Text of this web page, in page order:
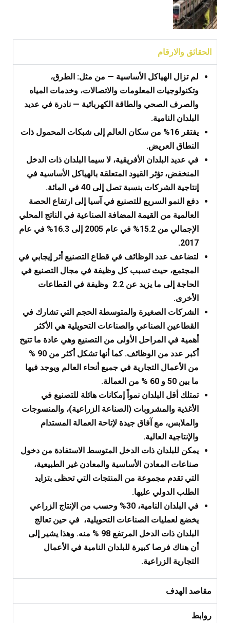
الحقائق والارقام
لم تزال الهياكل الأساسية — من مثل: الطرق،
وتكنولوجيات المعلومات والاتصالات، وخدمات المياه
والصرف الصحي والطاقة الكهربائية — نادرة في عديد
البلدان النامية.
يفتقر 16% من سكان العالم إلى شبكات المحمول ذات
النطاق العريض.
في عديد البلدان الأفريقية، لا سيما البلدان ذات الدخل
المنخفض، تؤثر القيود المتعلقة بالهياكل الأساسية في
إنتاجية الشركات بنسبة تصل إلى 40 في المائة.
دفع النمو السريع للتصنيع في آسيا إلى ارتفاع الحصة
العالمية من القيمة المضافة الصناعية في الناتج المحلي
الإجمالي من 15.2% في عام 2005 إلى 16.3% في عام
2017.
لتضاعف عدد الوظائف في قطاع التصنيع أثر إيجابي في
المجتمع، حيث تسبب كل وظيفة في مجال التصنيع في
الحاجة إلى ما يزيد عن 2.2 وظيفة في القطاعات
الأخرى.
الشركات الصغيرة والمتوسطة الحجم التي تشارك في
القطاعين الصناعي والصناعات التحويلية هي الأكثر
أهمية في المراحل الأولى من التصنيع وهي عادة ما تتيح
أكبر عدد من الوظائف. كما أنها تشكل أكثر من 90 %
من الأعمال التجارية في جميع أنحاء العالم ويوجد فيها
ما بين 50 و 60 % من العمالة.
تمتلك أقل البلدان نمواً إمكانات هائلة للتصنيع في
الأغذية والمشروبات (الصناعة الزراعية)، والمنسوجات
والملابس، مع آفاق جيدة لإتاحة العمالة المستدام
والإنتاجية العالية.
يمكن للبلدان ذات الدخل المتوسط الاستفادة من دخول
صناعات المعادن الأساسية والمعادن غير الطبيعية،
التي تقدم مجموعة من المنتجات التي تحظى بتزايد
الطلب الدولي عليها.
في البلدان النامية، 30% وحسب من الإنتاج الزراعي
يخضع لعمليات الصناعات التحويلية، في حين تعالج
البلدان ذات الدخل المرتفع 98 % منه. وهذا يشير إلى
أن هناك فرصا كبيرة للبلدان النامية في الأعمال
التجارية الزراعية.
مقاصد الهدف
روابط